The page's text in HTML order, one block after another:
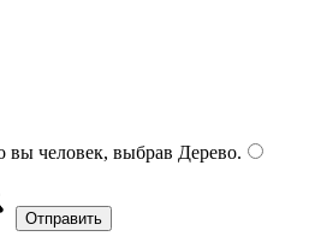
вы человек, выбрав Дерево.